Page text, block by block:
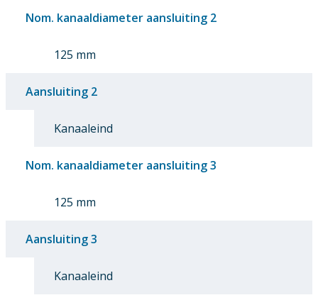
Nom. kanaaldiameter aansluiting 2
125 mm
Aansluiting 2
Kanaaleind
Nom. kanaaldiameter aansluiting 3
125 mm
Aansluiting 3
Kanaaleind